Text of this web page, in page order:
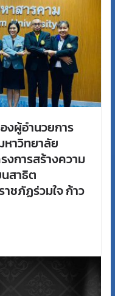
ผู้อำนวยการ
หาวิทยาลัย
งการสร้างความ
สาธิต
ชภัฏร่วมใจ ก้าว